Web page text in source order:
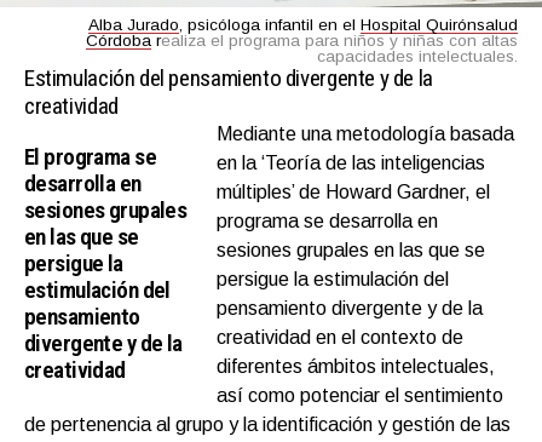
Alba Jurado, psicóloga infantil en el Hospital Quirónsalud
Córdoba realiza el programa para niños y niñas con altas
capacidades intelectuales.
Estimulación del pensamiento divergente y de la
creatividad
El programa se
desarrolla en
sesiones grupales
en las que se
persigue la
estimulación del
pensamiento
divergente y de la
creatividad
Mediante una metodología basada
en la ‘Teoría de las inteligencias
múltiples’ de Howard Gardner, el
programa se desarrolla en
sesiones grupales en las que se
persigue la estimulación del
pensamiento divergente y de la
creatividad en el contexto de
diferentes ámbitos intelectuales,
así como potenciar el sentimiento
de pertenencia al grupo y la identificación y gestión de las